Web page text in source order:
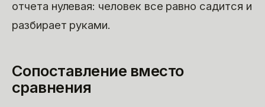
отчета нулевая: человек все равно садится и
разбирает руками.
Сопоставление вместо
сравнения